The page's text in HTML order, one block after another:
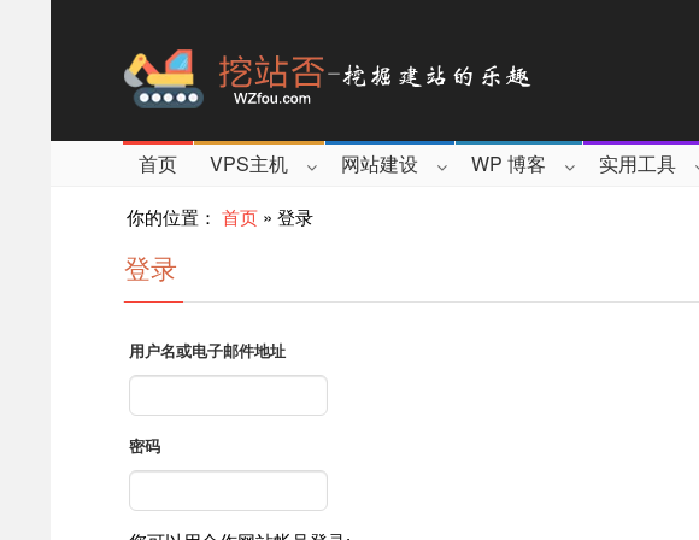
首页 VPS主机 网站建设 WP 博客 实用工具
你的位置： 首页 » 登录
登录
用户名或电子邮件地址
密码